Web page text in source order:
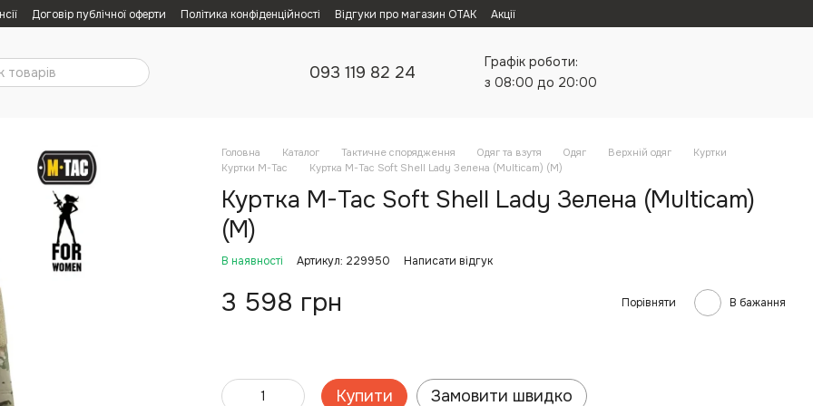
Договір публічної оферти Політика конфіденційності Відгуки про магазин ОТАК Акції
093 119 82 24
Графік роботи:
з 08:00 до 20:00
Головна Каталог Тактичне спорядження Одяг та взутя Одяг Верхній одяг
Куртки
Куртки M-Tac
Куртка M-Tac Soft Shell Lady Зелена (Multicam) (M)
Куртка M-Tac Soft Shell Lady Зелена (Multicam)
(M)
В наявності Артикул: 229950 Написати відгук
3 598 грн Порівняти В бажання
Купити Замовити швидко